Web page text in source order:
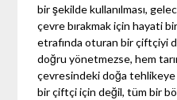
bir şekilde kullanılması,
çevre bırakmak için hayati
etrafında oturan bir çiftçiyi
doğru yönetmezse, hem
çevresindeki doğa
bir çiftçi için değil, tüm bir